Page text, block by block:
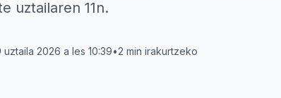
uztailaren 11n.
uztaila 2026 a les 10:39•2 min irakurtzeko